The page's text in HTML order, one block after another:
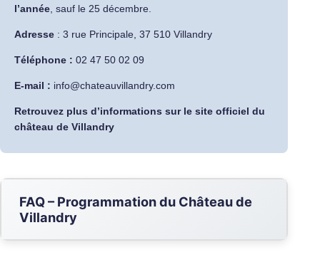
l’année , sauf le 25 décembre.
Adresse : 3 rue Principale, 37 510 Villandry
Téléphone : 02 47 50 02 09
E-mail : info@chateauvillandry.com
Retrouvez plus d’informations sur le site officiel du
château de Villandry
FAQ – Programmation du Château de
Villandry